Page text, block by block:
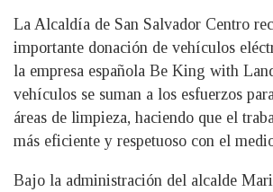
La Alcaldía de San Salvador Centro
importante donación de vehículos
la empresa española Be King with
vehículos se suman a los esfuerzos
áreas de limpieza, haciendo que el
más eficiente y respetuoso con el
Bajo la administración del alcalde